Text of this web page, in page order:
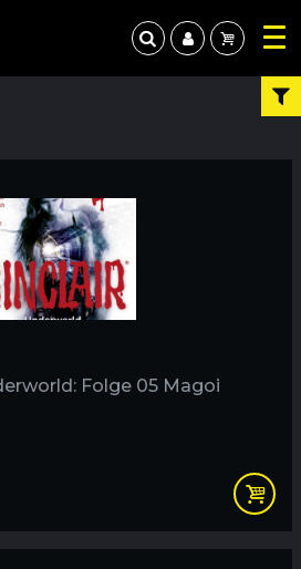
Folge 05 Magoi